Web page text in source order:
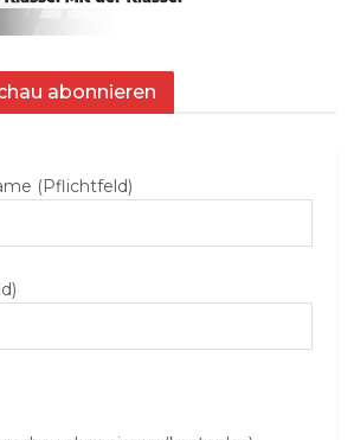
abonnieren
(Pflichtfeld)